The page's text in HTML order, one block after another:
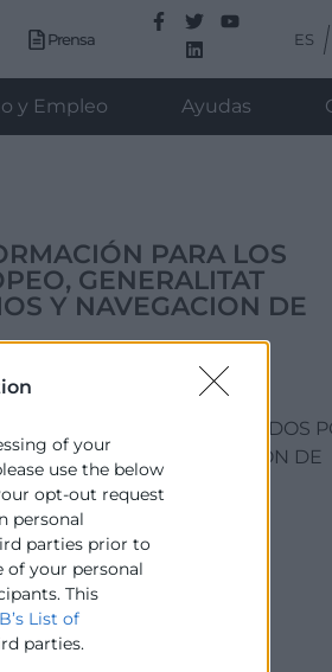
of your
use the below
opt-out request
personal
parties prior to
of your personal
This
List of
parties.
Prensa ES
y Empleo Ayudas
PARA LOS
GENERALITAT
Y NAVEGACION DE
PEJ Y PCE COFINANCIADOS
SERVICIOS Y NAVEGACION DE